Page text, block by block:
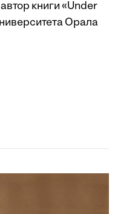
книги «Under
Орала